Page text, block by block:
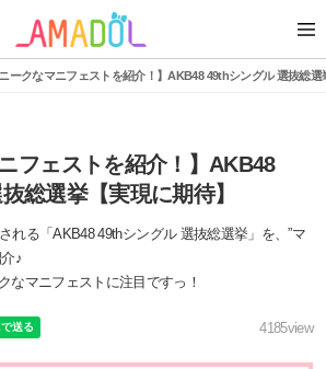
ニークなマニフェストを紹介！】AKB48 49thシングル 選抜総
フェストを紹介！】AKB48
総選挙【実現に期待】
れる「AKB48 49thシングル 選抜総選挙」を、”マ
♪
なマニフェストに注目ですっ！
4185view